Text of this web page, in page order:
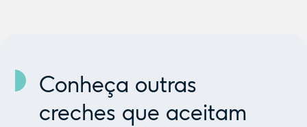
Conheça outras
creches que aceitam